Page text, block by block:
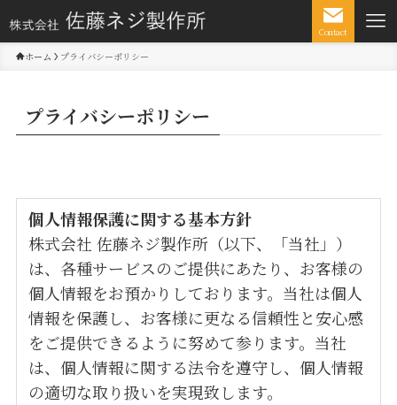
Contact
ホーム プライバシーポリシー
プライバシーポリシー
個人情報保護に関する基本方針
株式会社 佐藤ネジ製作所（以下、「当社」）
は、各種サービスのご提供にあたり、お客様の
個人情報をお預かりしております。当社は個人
情報を保護し、お客様に更なる信頼性と安心感
をご提供できるように努めて参ります。当社
は、個人情報に関する法令を遵守し、個人情報
の適切な取り扱いを実現致します。